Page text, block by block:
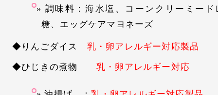
調味料：海水塩、コーンクリーミー
糖、エッグケアマヨネーズ
◆りんごダイス 乳・卵アレルギー対応製品
◆ひじきの煮物 乳・卵アレルギー対応